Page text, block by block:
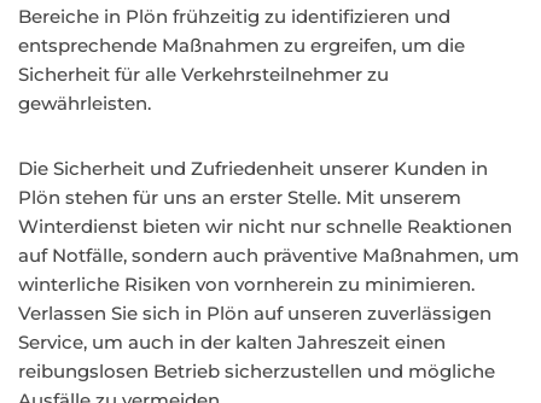
Bereiche in Plön frühzeitig zu identifizieren und
entsprechende Maßnahmen zu ergreifen, um die
Sicherheit für alle Verkehrsteilnehmer zu
gewährleisten.
Die Sicherheit und Zufriedenheit unserer Kunden in
Plön stehen für uns an erster Stelle. Mit unserem
Winterdienst bieten wir nicht nur schnelle Reaktionen
auf Notfälle, sondern auch präventive Maßnahmen, um
winterliche Risiken von vornherein zu minimieren.
Verlassen Sie sich in Plön auf unseren zuverlässigen
Service, um auch in der kalten Jahreszeit einen
reibungslosen Betrieb sicherzustellen und mögliche